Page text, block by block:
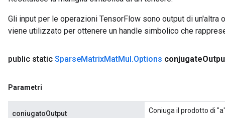
Gli input per le operazioni TensorFlow sono output di un'altra
viene utilizzato per ottenere un handle simbolico che
public static SparseMatrixMatMul.Options conjugate
Parametri
coniugatoOutput Coniuga il prodotto di